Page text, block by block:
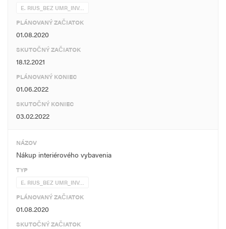
E. RIUS_BEZ UMR_INV…
PLÁNOVANÝ ZAČIATOK
01.08.2020
SKUTOČNÝ ZAČIATOK
18.12.2021
PLÁNOVANÝ KONIEC
01.06.2022
SKUTOČNÝ KONIEC
03.02.2022
NÁZOV
Nákup interiérového vybavenia
TYP
E. RIUS_BEZ UMR_INV…
PLÁNOVANÝ ZAČIATOK
01.08.2020
SKUTOČNÝ ZAČIATOK